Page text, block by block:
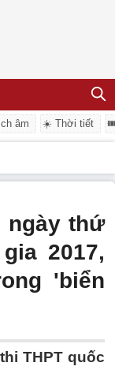
âm ☀️ Thời tiết
ngày thứ
2017,
'biển
THPT quốc